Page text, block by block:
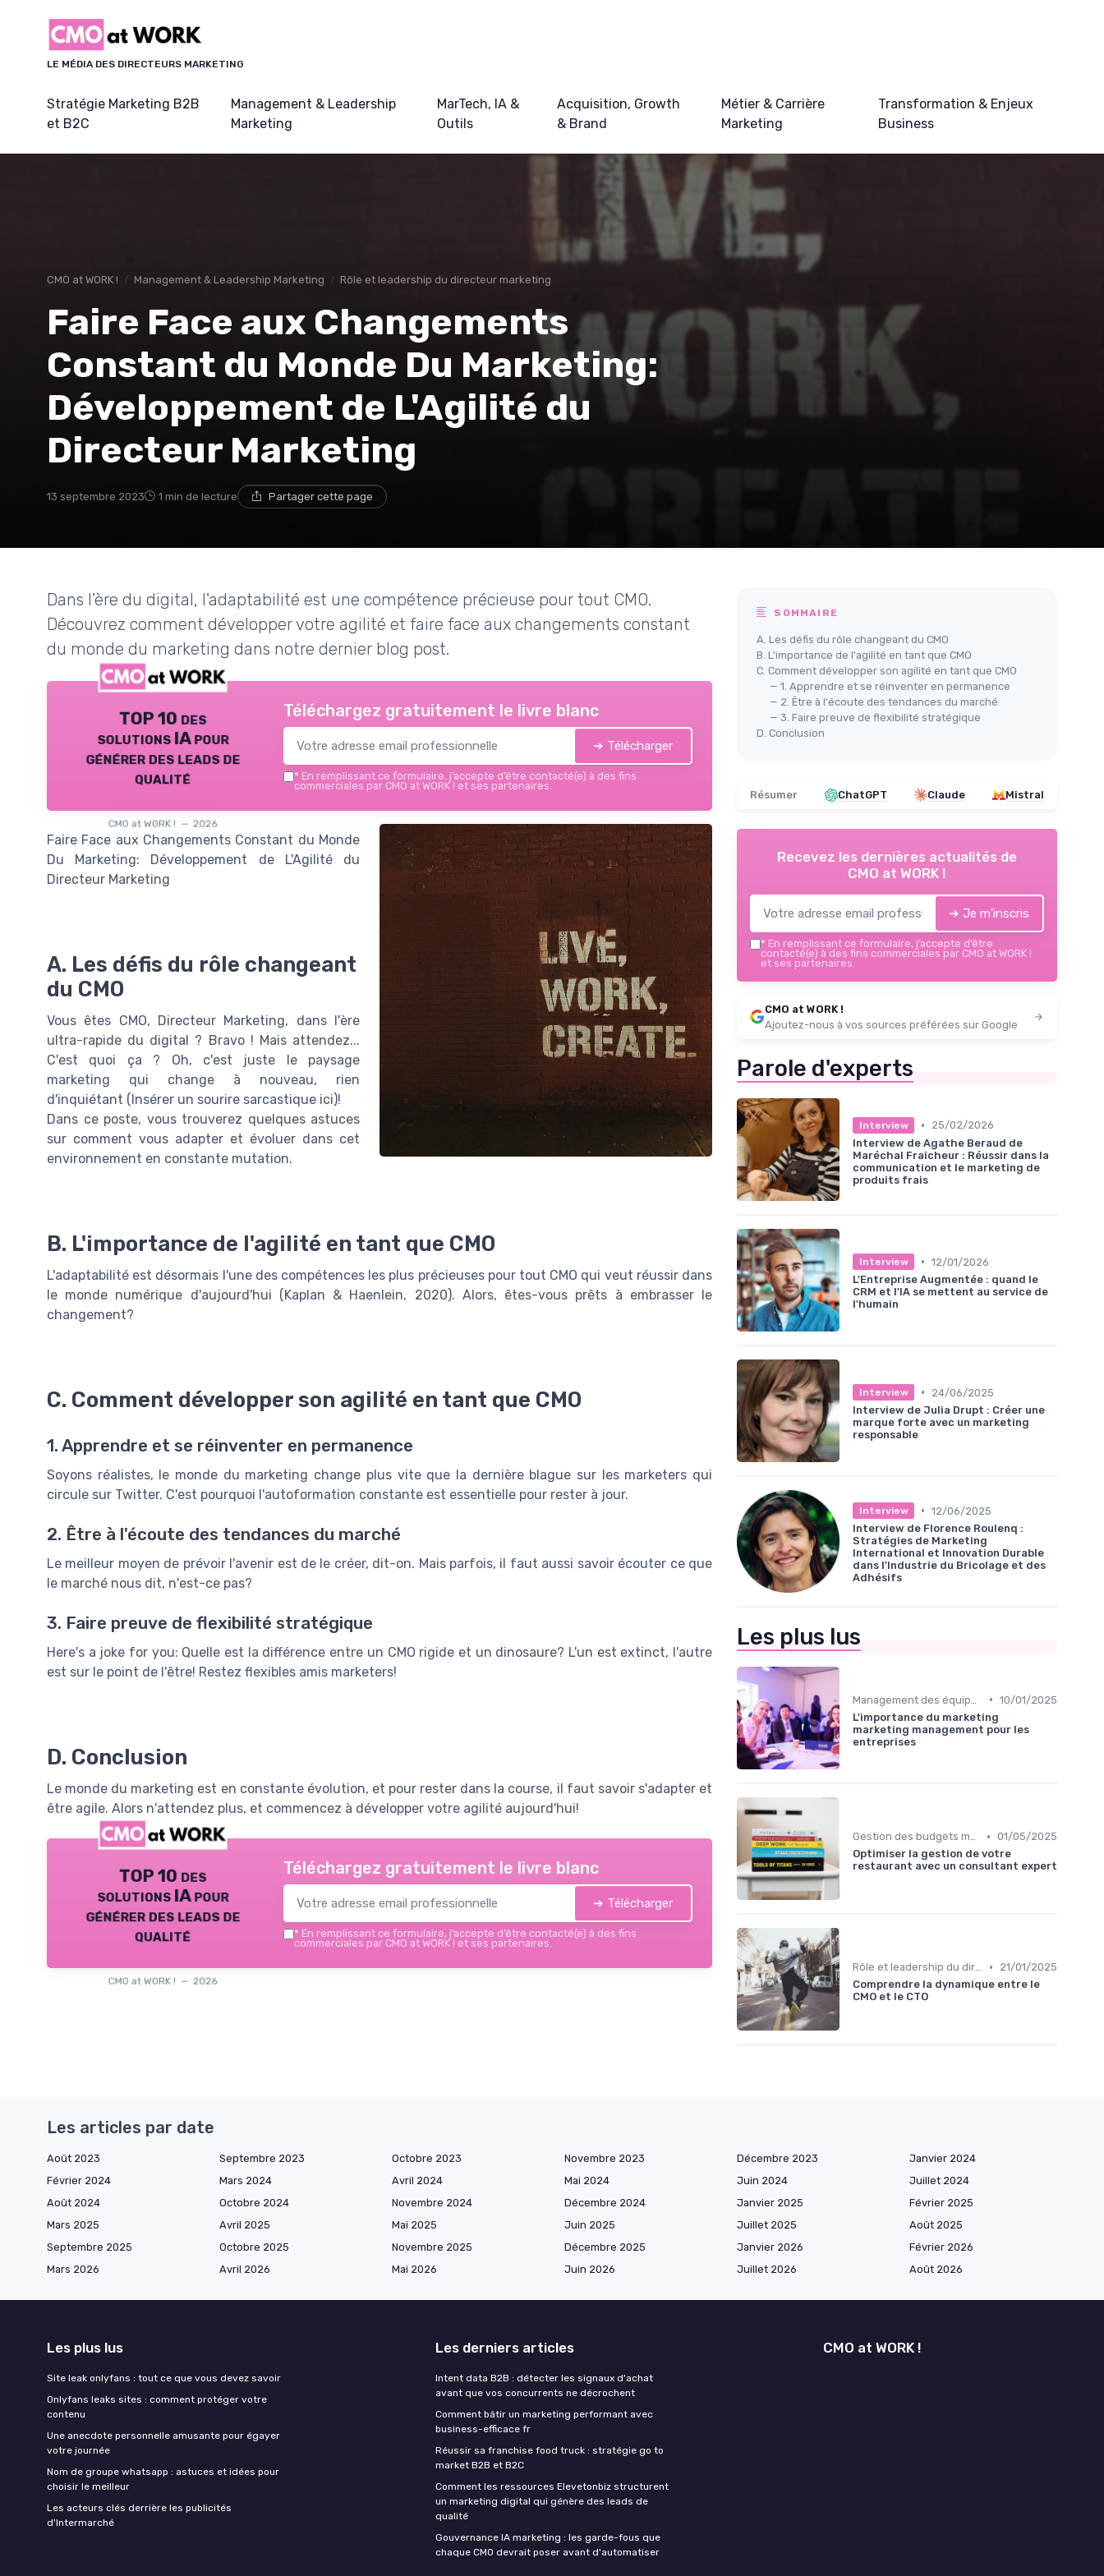
LE MÉDIA DES DIRECTEURS MARKETING
Stratégie Marketing B2B
et B2C
Management & Leadership
Marketing
MarTech, IA &
Outils
Acquisition, Growth
& Brand
Métier & Carrière
Marketing
Transformation & Enjeux
Business
CMO at WORK ! Management & Leadership Marketing Rôle et leadership du directeur marketing
Faire Face aux Changements
Constant du Monde Du Marketing:
Développement de L'Agilité du
Directeur Marketing
13 septembre 2023 1 min de lecture Partager cette page
Dans l'ère du digital, l'adaptabilité est une compétence précieuse pour tout CMO.
Découvrez comment développer votre agilité et faire face aux changements constant
du monde du marketing dans notre dernier blog post.
TOP 10 des
solutions IA pour
générer des leads de
qualité
CMO at WORK ! — 2026
Téléchargez gratuitement le livre blanc
➔ Télécharger
* En remplissant ce formulaire, j’accepte d’être contacté(e) à des fins
commerciales par CMO at WORK ! et ses partenaires.
Faire Face aux Changements Constant du Monde
Du Marketing: Développement de L'Agilité du
Directeur Marketing
A. Les défis du rôle changeant
du CMO
Vous êtes CMO, Directeur Marketing, dans l'ère
ultra-rapide du digital ? Bravo ! Mais attendez...
C'est quoi ça ? Oh, c'est juste le paysage
marketing qui change à nouveau, rien
d'inquiétant (Insérer un sourire sarcastique ici)!
Dans ce poste, vous trouverez quelques astuces
sur comment vous adapter et évoluer dans cet
environnement en constante mutation.
B. L'importance de l'agilité en tant que CMO
L'adaptabilité est désormais l'une des compétences les plus précieuses pour tout CMO qui veut réussir dans
le monde numérique d'aujourd'hui (Kaplan & Haenlein, 2020). Alors, êtes-vous prêts à embrasser le
changement?
C. Comment développer son agilité en tant que CMO
1. Apprendre et se réinventer en permanence
Soyons réalistes, le monde du marketing change plus vite que la dernière blague sur les marketers qui
circule sur Twitter. C'est pourquoi l'autoformation constante est essentielle pour rester à jour.
2. Être à l'écoute des tendances du marché
Le meilleur moyen de prévoir l'avenir est de le créer, dit-on. Mais parfois, il faut aussi savoir écouter ce que
le marché nous dit, n'est-ce pas?
3. Faire preuve de flexibilité stratégique
Here's a joke for you: Quelle est la différence entre un CMO rigide et un dinosaure? L'un est extinct, l'autre
est sur le point de l'être! Restez flexibles amis marketers!
D. Conclusion
Le monde du marketing est en constante évolution, et pour rester dans la course, il faut savoir s'adapter et
être agile. Alors n'attendez plus, et commencez à développer votre agilité aujourd'hui!
TOP 10 des
solutions IA pour
générer des leads de
qualité
CMO at WORK ! — 2026
Téléchargez gratuitement le livre blanc
➔ Télécharger
* En remplissant ce formulaire, j’accepte d’être contacté(e) à des fins
commerciales par CMO at WORK ! et ses partenaires.
SOMMAIRE
A. Les défis du rôle changeant du CMO
B. L'importance de l'agilité en tant que CMO
C. Comment développer son agilité en tant que CMO
— 1. Apprendre et se réinventer en permanence
— 2. Être à l'écoute des tendances du marché
— 3. Faire preuve de flexibilité stratégique
D. Conclusion
Résumer ChatGPT Claude Mistral
Recevez les dernières actualités de
CMO at WORK !
➔ Je m'inscris
* En remplissant ce formulaire, j’accepte d’être
contacté(e) à des fins commerciales par CMO at WORK !
et ses partenaires.
CMO at WORK !
Ajoutez-nous à vos sources préférées sur Google
Parole d'experts
Interview •
25/02/2026
Interview de Agathe Beraud de
Maréchal Fraîcheur : Réussir dans la
communication et le marketing de
produits frais
Interview • 12/01/2026
L'Entreprise Augmentée : quand le
CRM et l'IA se mettent au service de
l'humain
Interview •
24/06/2025
Interview de Julia Drupt : Créer une
marque forte avec un marketing
responsable
Interview • 12/06/2025
Interview de Florence Roulenq :
Stratégies de Marketing
International et Innovation Durable
dans l'Industrie du Bricolage et des
Adhésifs
Les plus lus
• 10/01/2025
L'importance du marketing
marketing management pour les
entreprises
Gestion des budgets marketing • 01/05/2025
Optimiser la gestion de votre
restaurant avec un consultant expert
Rôle et leadership du directeur marketing •
21/01/2025
Comprendre la dynamique entre le
CMO et le CTO
Les articles par date
Août 2023 Septembre 2023 Octobre 2023 Novembre 2023 Décembre 2023
Janvier 2024
Février 2024
Mars 2024 Avril 2024 Mai 2024 Juin 2024
Juillet 2024
Août 2024
Octobre 2024 Novembre 2024 Décembre 2024 Janvier 2025
Février 2025
Mars 2025
Avril 2025 Mai 2025 Juin 2025 Juillet 2025
Août 2025
Septembre 2025
Octobre 2025 Novembre 2025 Décembre 2025 Janvier 2026
Février 2026
Mars 2026
Avril 2026 Mai 2026 Juin 2026 Juillet 2026 Août 2026
Les plus lus
Site leak onlyfans : tout ce que vous devez savoir
Onlyfans leaks sites : comment protéger votre
contenu
Une anecdote personnelle amusante pour égayer
votre journée
Nom de groupe whatsapp : astuces et idées pour
choisir le meilleur
Les acteurs clés derrière les publicités
d'Intermarché
Les derniers articles
Intent data B2B : détecter les signaux d'achat
avant que vos concurrents ne décrochent
Comment bâtir un marketing performant avec
business-efficace fr
Réussir sa franchise food truck : stratégie go to
market B2B et B2C
Comment les ressources Elevetonbiz structurent
un marketing digital qui génère des leads de
qualité
Gouvernance IA marketing : les garde-fous que
chaque CMO devrait poser avant d'automatiser
CMO at WORK !